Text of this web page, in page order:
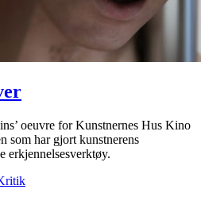
oeuvre for Kunstnernes Hus Kino
som har gjort kunstnerens
erkjennelsesverktøy.